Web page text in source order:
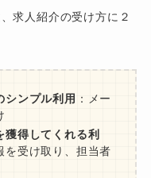
求人紹介の受け方に２
シンプル利用 ：メー
得してくれる利
を受け取り、担当者